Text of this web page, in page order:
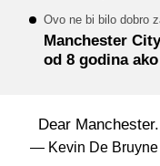
Ovo ne bi bilo dobro
Manchester
od 8 godina
Dear
— Kevin De